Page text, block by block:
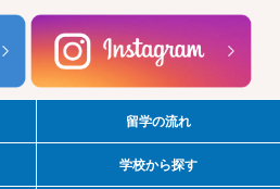
留学の流れ
学校から探す